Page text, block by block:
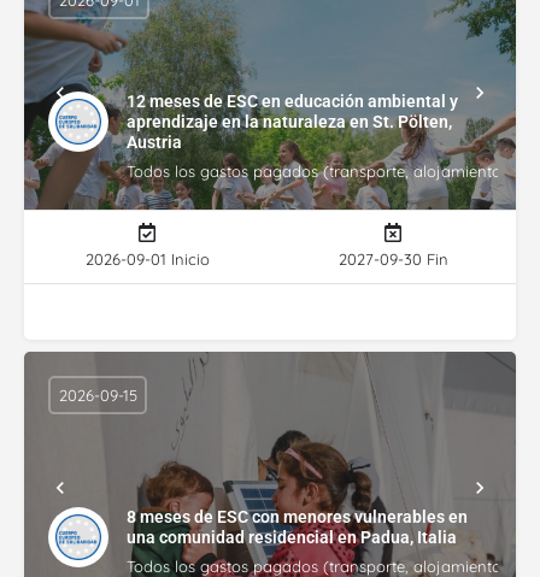
12 meses de ESC en educación ambiental y
aprendizaje en la naturaleza en St. Pölten,
Austria
Todos los gastos pagados (transporte, alojamiento,
2026-09-01 Inicio 2027-09-30 Fin
8 meses de ESC con menores vulnerables en
una comunidad residencial en Padua, Italia
Todos los gastos pagados (transporte, alojamiento,
2026-09-15